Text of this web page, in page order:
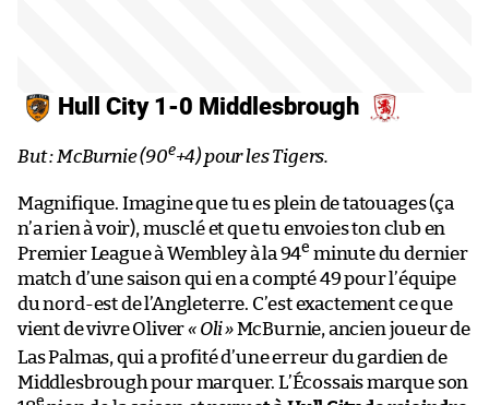
Hull City 1-0 Middlesbrough
But : McBurnie (90e+4) pour les Tigers.
Magnifique. Imagine que tu es plein de tatouages (ça
n’a rien à voir), musclé et que tu envoies ton club en
Premier League à Wembley à la 94e minute du dernier
match d’une saison qui en a compté 49 pour l’équipe
du nord-est de l’Angleterre. C’est exactement ce que
vient de vivre Oliver« Oli»McBurnie, ancien joueur de
Las Palmas, qui a profité d’une erreur du gardien de
Middlesbrough pour marquer. L’Écossais marque son